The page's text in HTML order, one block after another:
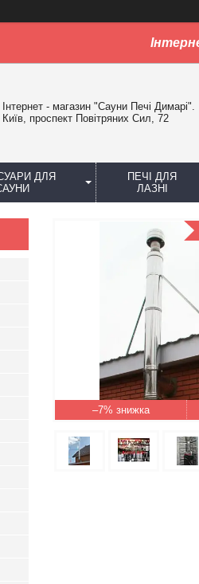
Інтернет - магазин "Сауни Печі Димарі".
Київ, проспект Повітряних Сил, 72
ДЛЯ
ПЕЧІ ДЛЯ
ЛАЗНІ
–7%